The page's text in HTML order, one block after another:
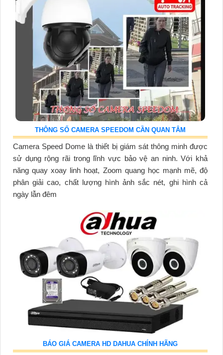
THÔNG SỐ CAMERA SPEEDOM CẦN QUAN TÂM
Camera Speed Dome là thiết bị giám sát thông minh được
sử dụng rộng rãi trong lĩnh vực bảo vệ an ninh. Với khả
năng quay xoay linh hoạt, Zoom quang học mạnh mẽ, độ
phân giải cao, chất lượng hình ảnh sắc nét, ghi hình cả
ngày lẫn đêm
BÁO GIÁ CAMERA HD DAHUA CHÍNH HÃNG